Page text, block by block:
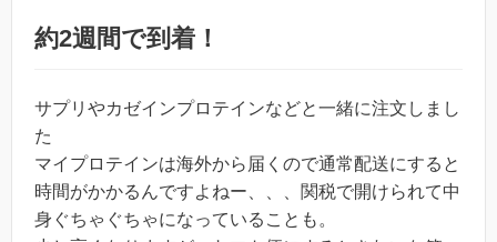
約2週間で到着！
サプリやカゼインプロテインなどと一緒に注文しまし
た
マイプロテインは海外から届くので通常配送にすると
時間がかかるんですよねー、、、関税で開けられて中
身ぐちゃぐちゃになっていることも。